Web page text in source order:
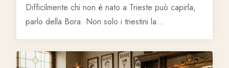
Difficilmente chi non è nato a Trieste può capirla,
parlo della Bora. Non solo i triestini la…